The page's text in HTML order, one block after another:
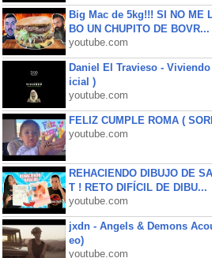
Big Mac de 5kg!!! SI NO ME
BO UN CHUPITO DE BOVR...
youtube.com
Daniel El Travieso -
icial )
youtube.com
FELIZ CUMPLE ROMA (
youtube.com
REHACIENDO DIBUJO DE
T ! RETO DIFÍCIL DE DIBU...
youtube.com
jxdn - Angels & Demons
eo)
youtube.com